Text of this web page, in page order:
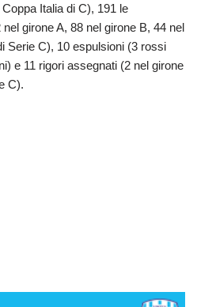
Italia di C), 191 le
girone A, 88 nel girone B, 44 nel
Serie C), 10 espulsioni (3 rossi
e 11 rigori assegnati (2 nel girone
C).